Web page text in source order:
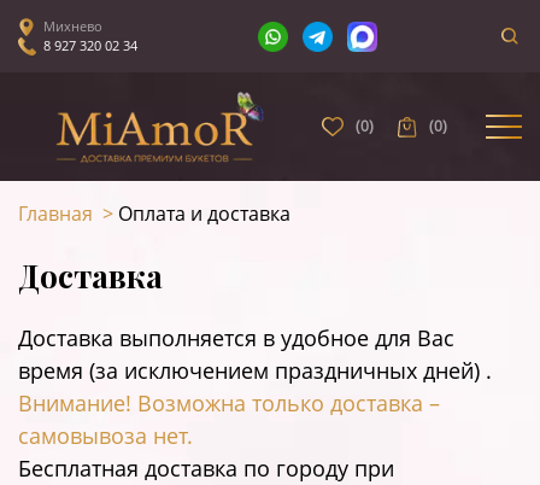
Михнево
8 927 320 02 34
(0) (0)
Главная > Оплата и доставка
Доставка
Доставка выполняется в удобное для Вас
время (за исключением праздничных дней) .
Внимание! Возможна только доставка –
самовывоза нет.
Бесплатная доставка по городу при